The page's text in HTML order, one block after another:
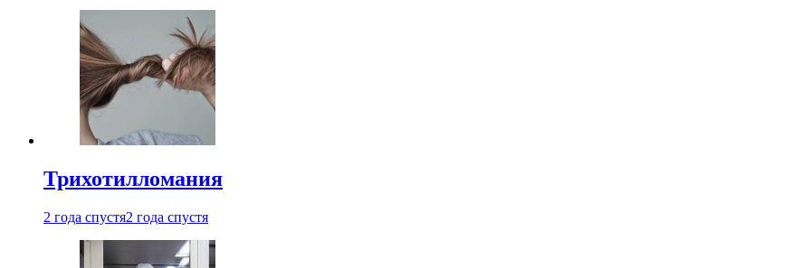
Трихотилломания
2 года спустя2 года спустя